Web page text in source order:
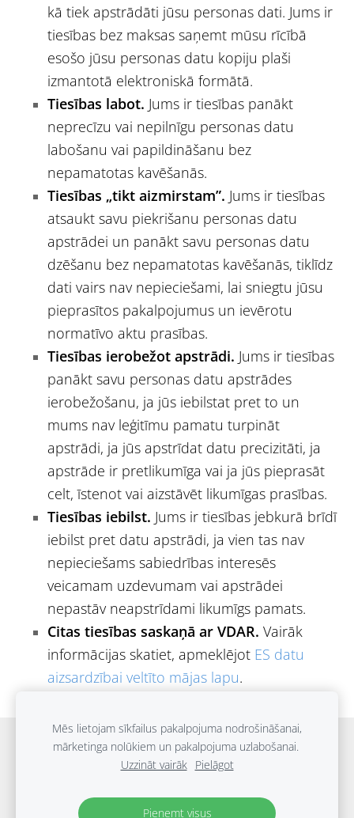
kā tiek apstrādāti jūsu personas dati. Jums ir
tiesības bez maksas saņemt mūsu rīcībā
esošo jūsu personas datu kopiju plaši
izmantotā elektroniskā formātā.
Tiesības labot. Jums ir tiesības panākt
neprecīzu vai nepilnīgu personas datu
labošanu vai papildināšanu bez
nepamatotas kavēšanās.
Tiesības „tikt aizmirstam”. Jums ir tiesības
atsaukt savu piekrišanu personas datu
apstrādei un panākt savu personas datu
dzēšanu bez nepamatotas kavēšanās, tiklīdz
dati vairs nav nepieciešami, lai sniegtu jūsu
pieprasītos pakalpojumus un ievērotu
normatīvo aktu prasības.
Tiesības ierobežot apstrādi. Jums ir tiesības
panākt savu personas datu apstrādes
ierobežošanu, ja jūs iebilstat pret to un
mums nav leģitīmu pamatu turpināt
apstrādi, ja jūs apstrīdat datu precizitāti, ja
apstrāde ir pretlikumīga vai ja jūs pieprasāt
celt, īstenot vai aizstāvēt likumīgas prasības.
Tiesības iebilst. Jums ir tiesības jebkurā brīdī
iebilst pret datu apstrādi, ja vien tas nav
nepieciešams sabiedrības interesēs
veicamam uzdevumam vai apstrādei
nepastāv neapstrīdami likumīgs pamats.
Citas tiesības saskaņā ar VDAR. Vairāk
informācijas skatiet, apmeklējot ES datu
aizsardzībai veltīto mājas lapu.
Sākums Grāmatu katalogs Blogs
Piegāde
Privātuma politika Kontakti
Mēs lietojam sīkfailus pakalpojuma nodrošināšanai,
mārketinga nolūkiem un pakalpojuma uzlabošanai.
Uzzināt vairāk
Pielāgot
Pieņemt visus